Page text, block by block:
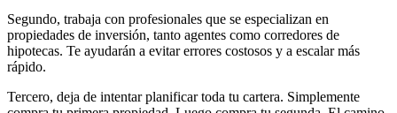
Segundo, trabaja con profesionales que se especializan en
propiedades de inversión, tanto agentes como corredores de
hipotecas. Te ayudarán a evitar errores costosos y a escalar más
rápido.
Tercero, deja de intentar planificar toda tu cartera. Simplemente